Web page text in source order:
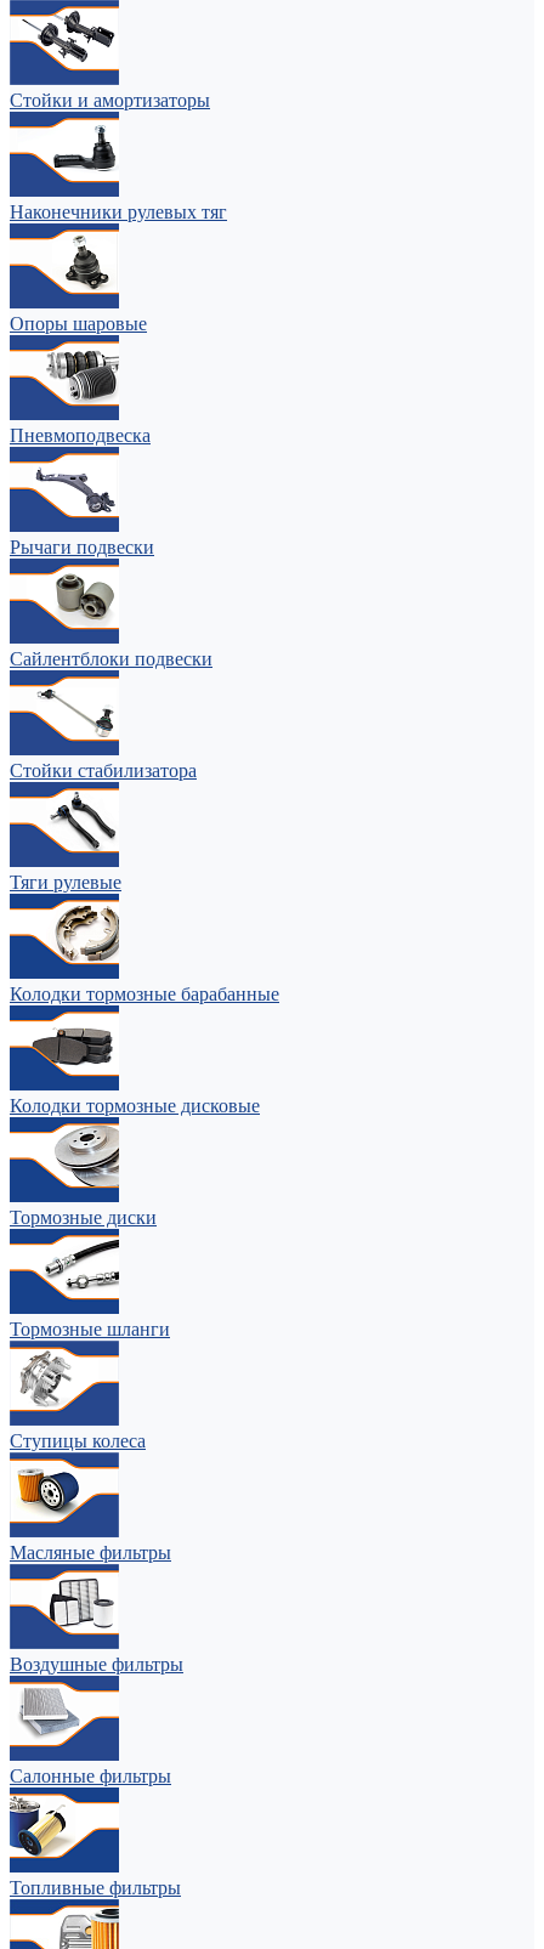
Стойки и амортизаторы
Наконечники рулевых тяг
Опоры шаровые
Пневмоподвеска
Рычаги подвески
Сайлентблоки подвески
Стойки стабилизатора
Тяги рулевые
Колодки тормозные барабанные
Колодки тормозные дисковые
Тормозные диски
Тормозные шланги
Ступицы колеса
Масляные фильтры
Воздушные фильтры
Салонные фильтры
Топливные фильтры